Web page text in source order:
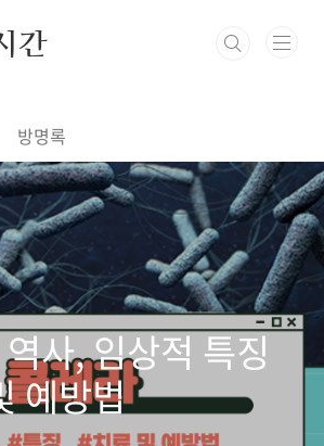
간
방명록
사, 임상적 특징
예방법